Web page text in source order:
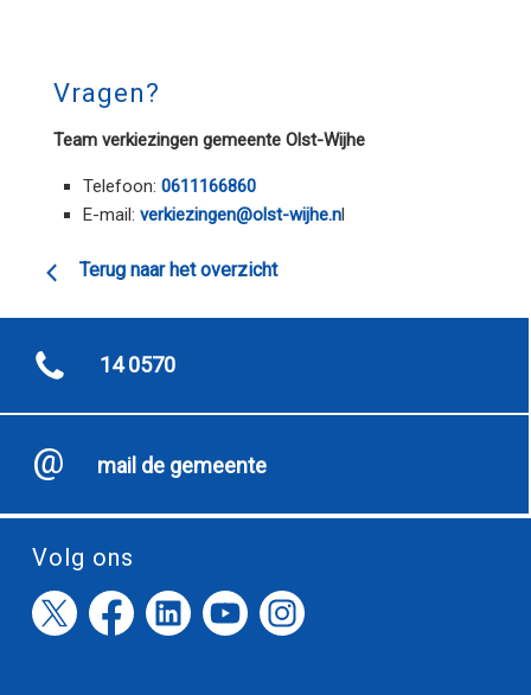
Vragen?
Team verkiezingen gemeente Olst-Wijhe
Telefoon: 0611166860
E-mail: verkiezingen@olst-wijhe.nl
Terug naar het overzicht
14 0570
mail de gemeente
Volg ons